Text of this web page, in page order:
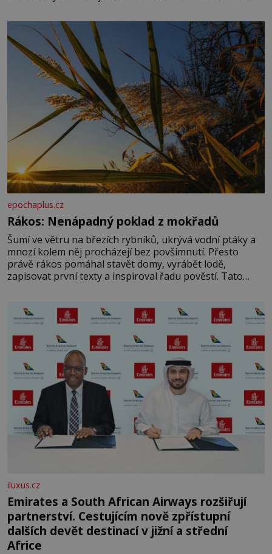
základní složky– sodík a chlór – jsou zásadní pro
správné hospodaření
epochaplus.cz
Rákos: Nenápadný poklad z mokřadů
Šumí ve větru na březích rybníků, ukrývá vodní ptáky a
mnozí kolem něj procházejí bez povšimnutí. Přesto
právě rákos pomáhal stavět domy, vyrábět lodě,
zapisovat první texty a inspiroval řadu pověstí. Tato
letního koupání. Stačí se však podívat
iluxus.cz
Emirates a South African Airways rozšiřují
partnerství. Cestujícím nově zpřístupní
dalších devět destinací v jižní a střední
Africe